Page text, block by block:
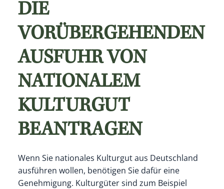
DIE
VORÜBERGEHENDEN
AUSFUHR VON
NATIONALEM
KULTURGUT
BEANTRAGEN
Wenn Sie nationales Kulturgut aus Deutschland
ausführen wollen, benötigen Sie dafür eine
Genehmigung. Kulturgüter sind zum Beispiel